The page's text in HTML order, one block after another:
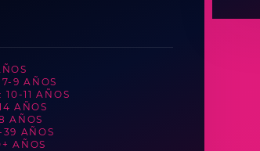
9 AÑOS
11 AÑOS
AÑOS
AÑOS
AÑOS
AÑOS